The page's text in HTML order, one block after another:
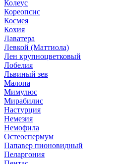
Колеус
Кореопсис
Космея
Кохия
Лаватера
Левкой (Маттиола)
Лен крупноцветковый
Лобелия
Львиный зев
Малопа
Мимулюс
Мирабилис
Настурция
Немезия
Немофила
Остеоспермум
Папавер пионовидный
Пеларгония